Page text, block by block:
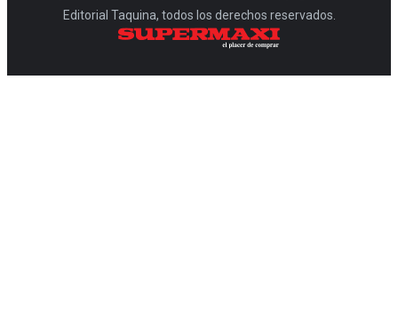
Editorial Taquina, todos los derechos reservados.